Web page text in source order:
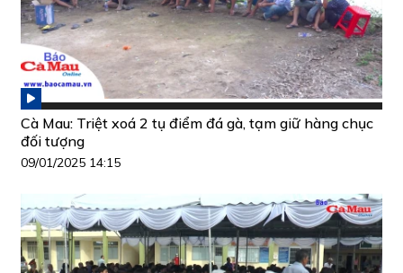
Cà Mau: Triệt xoá 2 tụ điểm đá gà, tạm giữ hàng chục
đối tượng
09/01/2025 14:15